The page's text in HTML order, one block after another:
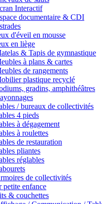
Interactif
documentaire & CDI
d'éveil en mousse
en liège
& Tapis de gymnastique
à plans & cartes
de rangements
plastique recyclé
gradins, amphithéâtres
/ bureaux de collectivités
4 pieds
à dégagement
à roulettes
de restauration
pliantes
réglables
de collectivités
enfance
& couchettes